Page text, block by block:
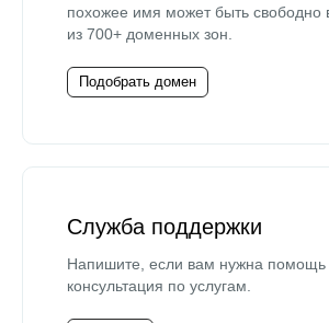
похожее имя может быть свободно
из 700+ доменных зон.
Подобрать домен
Служба поддержки
Напишите, если вам нужна помощь
консультация по услугам.